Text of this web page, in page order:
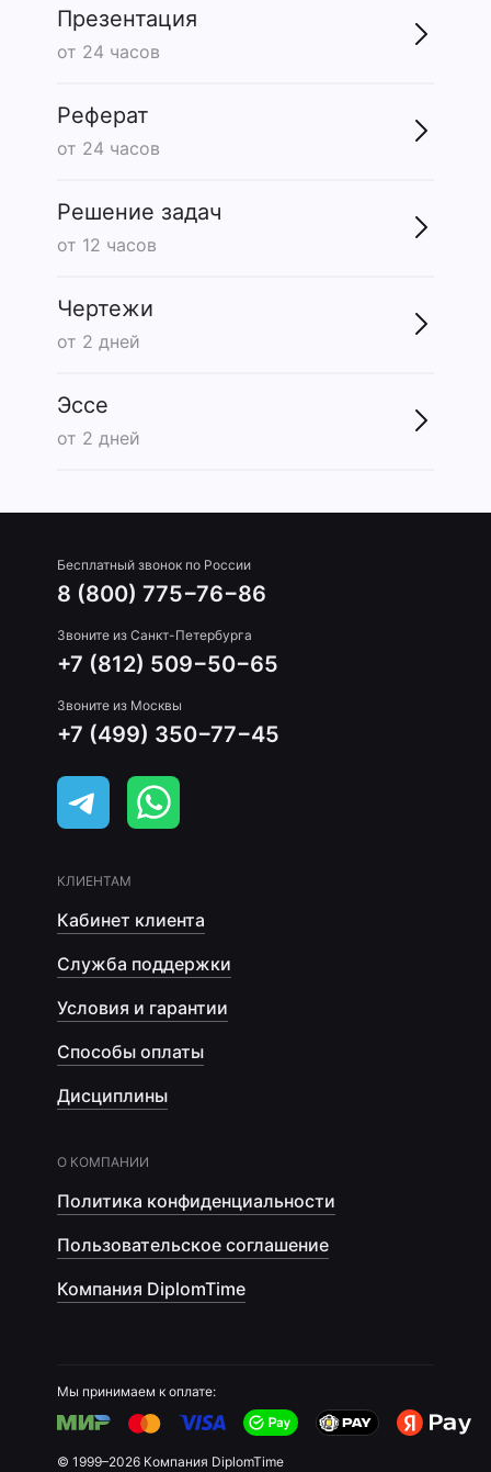
Презентация
от 24 часов
Реферат
от 24 часов
Решение задач
от 12 часов
Чертежи
от 2 дней
Эссе
от 2 дней
Бесплатный звонок по России
8 (800) 775−76−86
Звоните из Санкт-Петербурга
+7 (812) 509−50−65
Звоните из Москвы
+7 (499) 350−77−45
КЛИЕНТАМ
Кабинет клиента
Служба поддержки
Условия и гарантии
Способы оплаты
Дисциплины
О КОМПАНИИ
Политика конфиденциальности
Пользовательское соглашение
Компания DiplomTime
Мы принимаем к оплате:
© 1999–2026 Компания DiplomTime